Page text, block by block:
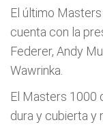
El último
cuenta con la
Federer, Andy
Wawrinka.
El Masters 1000
dura y cubierta y